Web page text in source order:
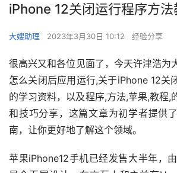
iPhone 12关闭运行程序方法
大嫂助理 2023年3月30日 10:12 经验分享
很高兴又和各位见面了，今天许津浩为
怎么关闭后应用运行,关于iPhone 12关
的学习资料，以及程序,方法,苹果,教程,
和技巧分享，这篇文章为初学者提供
南，让你更好地了解这个领域。
苹果iPhone12手机已经发售大半年，